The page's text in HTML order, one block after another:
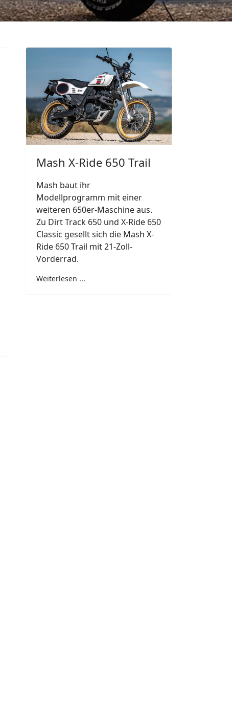
Mash X-Ride 650 Trail
Mash baut ihr
Modellprogramm mit einer
weiteren 650er-Maschine aus.
Zu Dirt Track 650 und X-Ride 650
Classic gesellt sich die Mash X-
Ride 650 Trail mit 21-Zoll-
Vorderrad.
Weiterlesen ...